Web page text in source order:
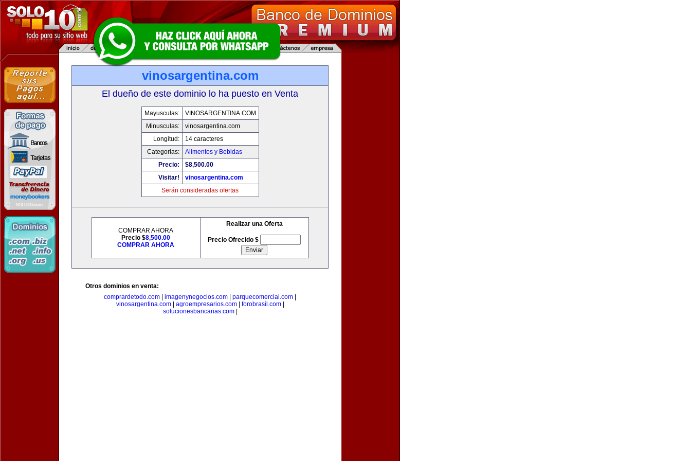
vinosargentina.com
El dueño de este dominio lo ha puesto en Venta
Mayusculas:
VINOSARGENTINA.COM
Minusculas:
vinosargentina.com
Longitud:
14 caracteres
Categorias:
Alimentos y Bebidas
Precio:
$8,500.00
Visitar!
vinosargentina.com
Serán consideradas ofertas
COMPRAR AHORA
Precio $8,500.00
COMPRAR AHORA
Realizar una Oferta
Precio Ofrecido $
Otros dominios en venta:
comprardetodo.com
imagenynegocios.com parquecomercial.com
vinosargentina.com| agroempresarios.com| forobrasil.com|
solucionesbancarias.com|